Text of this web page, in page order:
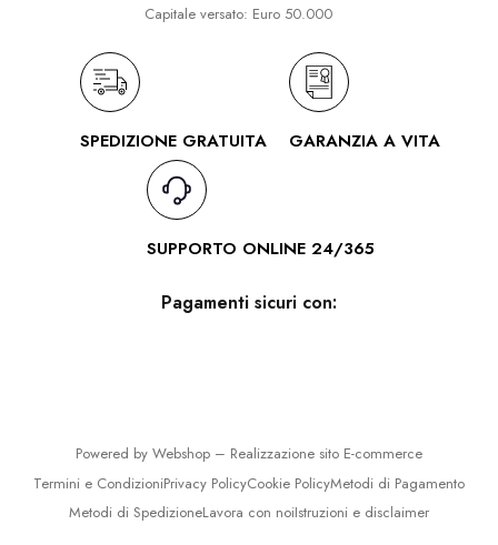
Capitale versato: Euro 50.000
SPEDIZIONE GRATUITA GARANZIA A VITA
SUPPORTO ONLINE 24/365
Pagamenti sicuri con:
Powered by Webshop – Realizzazione sito E-commerce
Termini e CondizioniPrivacy PolicyCookie PolicyMetodi di Pagamento
Metodi di SpedizioneLavora con noiIstruzioni e disclaimer